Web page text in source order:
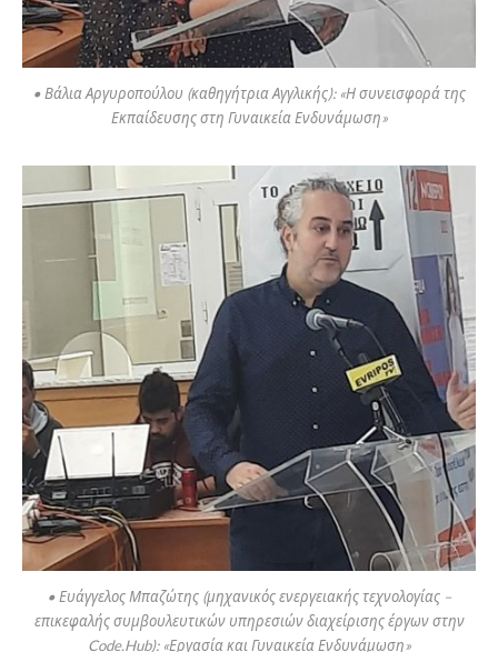
• Βάλια Αργυροπούλου (καθηγήτρια Αγγλικής): «Η συνεισφορά της
Εκπαίδευσης στη Γυναικεία Ενδυνάμωση»
• Ευάγγελος Μπαζώτης (μηχανικός ενεργειακής τεχνολογίας –
επικεφαλής συμβουλευτικών υπηρεσιών διαχείρισης έργων στην
Code.Hub): «Εργασία και Γυναικεία Ενδυνάμωση»